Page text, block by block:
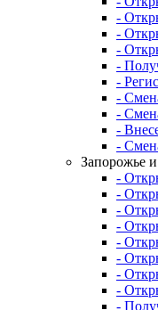
-
-
-
-
-
-
-
-
-
Запорожье и
-
-
-
-
-
-
-
-
-